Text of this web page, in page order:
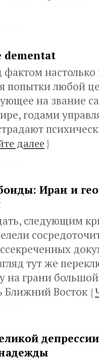
dementat
фактом
попытки любой
на звание
годами
далее}
Иран и
следующим
тут же
на грани
Ближний Восток{